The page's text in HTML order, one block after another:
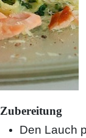
Zubereitung
Den Lauch